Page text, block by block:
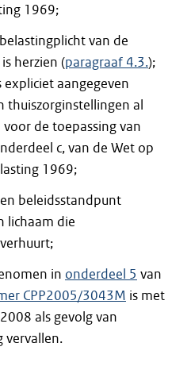
1969;
van de
herzien (paragraaf 4.3.);
aangegeven
al
de toepassing van
c, van de Wet op
1969;
beleidsstandpunt
lichaam die
in onderdeel 5 van
CPP2005/3043M is met
als gevolg van
vervallen.